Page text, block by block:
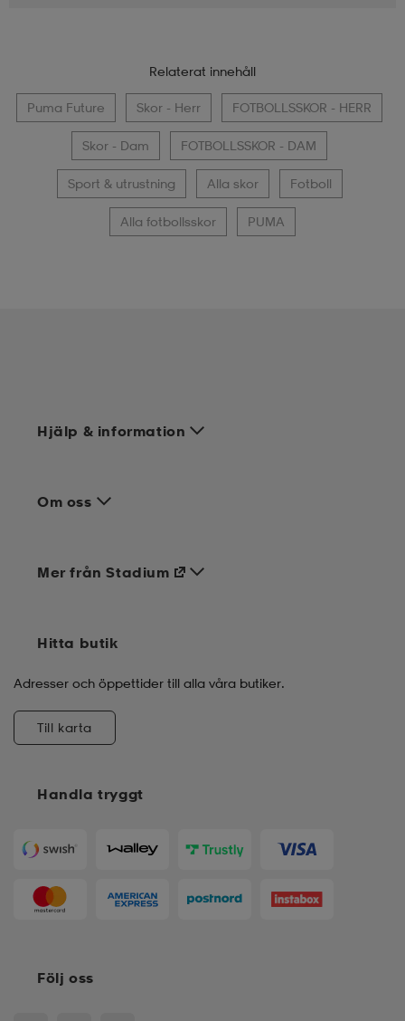
Relaterat innehåll
Puma Future Skor - Herr FOTBOLLSSKOR - HERR
Skor - Dam FOTBOLLSSKOR - DAM
Sport & utrustning Alla skor Fotboll
Alla fotbollsskor PUMA
Hjälp & information
Om oss
Handla tryggt
Mer från Stadium
Hitta butik
Adresser och öppettider till alla våra butiker.
Till karta
Följ oss